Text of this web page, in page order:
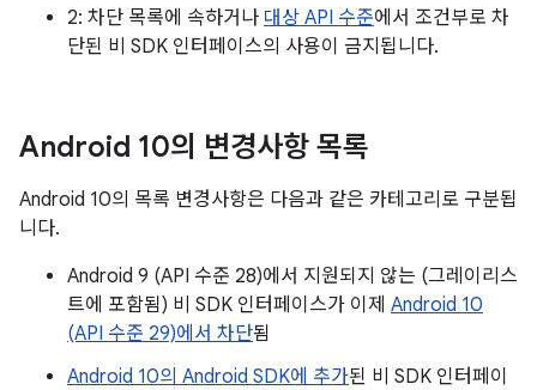
2: 차단 목록에 속하거나 대상 API 수준에서 조건부로 차
단된 비 SDK 인터페이스의 사용이 금지됩니다.
Android 10의 변경사항 목록
Android 10의 목록 변경사항은 다음과 같은 카테고리로 구분됩
니다.
Android 9 (API 수준 28)에서 지원되지 않는 (그레이리스
트에 포함됨) 비 SDK 인터페이스가 이제 Android 10
(API 수준 29)에서 차단됨
Android 10의 Android SDK에 추가된 비 SDK 인터페이